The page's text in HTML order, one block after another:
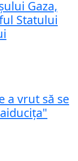
Gaza,
Statului
a vrut să se